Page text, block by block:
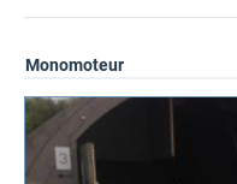
Monomoteur